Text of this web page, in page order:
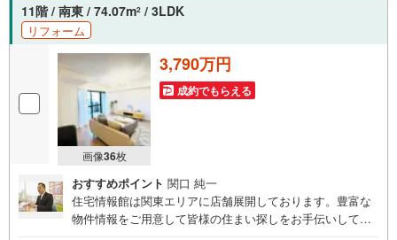
11階 / 南東 / 74.07m2 / 3LDK
リフォーム
画像36枚
3,790万円
成約でもらえる
おすすめポイント 関口 純一
住宅情報館は関東エリアに店舗展開しております。豊富な
物件情報をご用意して皆様の住まい探しをお手伝いしてお